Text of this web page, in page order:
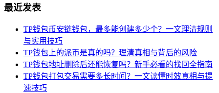
最近发表
TP钱包币安链钱包，最多能创建多少个？一文理清规则
与实用技巧
TP钱包上的派币是真的吗？理清真相与背后的风险
TP钱包地址删除后还能恢复吗？新手必看的找回全指南
TP钱包打包交易需要多长时间？一文读懂时效真相与提
速技巧